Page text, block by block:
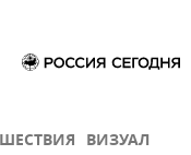
ВИЗУАЛ